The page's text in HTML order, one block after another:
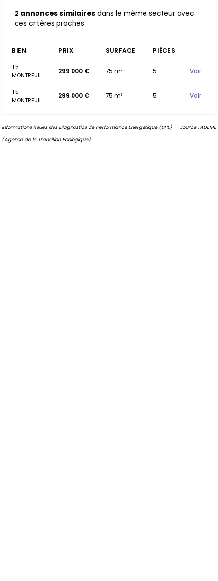
2 annonces similaires dans le même secteur avec
des critères proches.
BIEN PRIX SURFACE
PIÈCES
T5
MONTREUIL
299 000 € 75 m² 5 Voir
T5
MONTREUIL
299 000 € 75 m² 5 Voir
Informations issues des Diagnostics de Performance Énergétique (DPE) — Source : ADEME
(Agence de la Transition Écologique).